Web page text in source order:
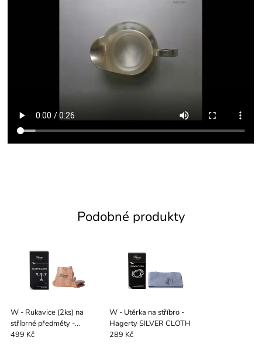
Podobné produkty
W - Rukavice (2ks) na
stříbrné předměty -
Hagerty SILVER GLOVES
499 Kč
W - Utěrka na stříbro -
Hagerty SILVER CLOTH
289 Kč